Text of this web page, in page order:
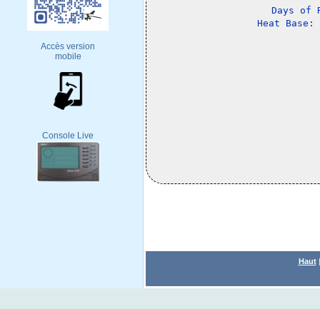
Accès version
mobile
Console Live
Days of
Haut